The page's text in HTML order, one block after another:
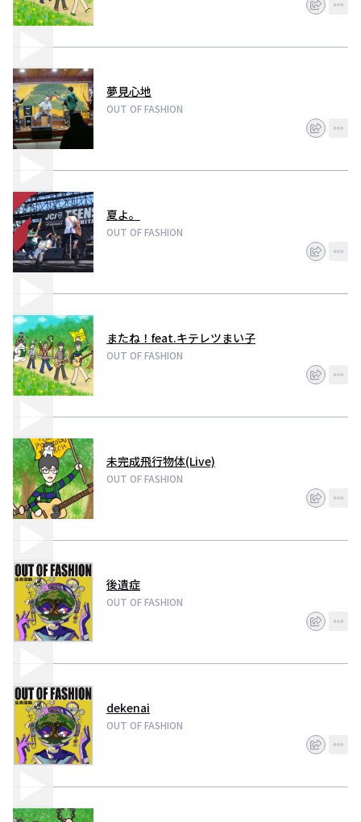
夢見心地
OUT OF FASHION
夏よ。
OUT OF FASHION
またね！feat.キテレツまい子
OUT OF FASHION
未完成飛行物体(Live)
OUT OF FASHION
後遺症
OUT OF FASHION
dekenai
OUT OF FASHION